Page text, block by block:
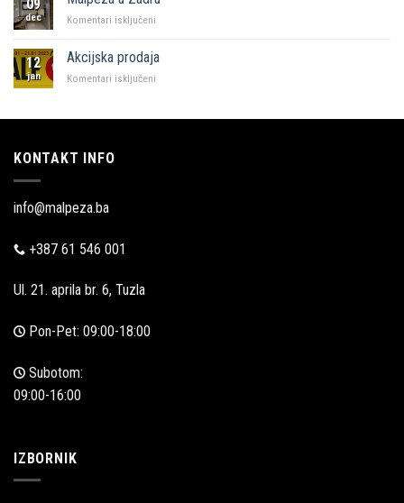
Malpeza
09
dec Komentari isključeni
Zadru
12
jan
Akcijska prodaja
Komentari isključeni
KONTAKT INFO
info@malpeza.ba
+387 61 546 001
Ul. 21. aprila br. 6, Tuzla
Pon-Pet: 09:00-18:00
Subotom:
09:00-16:00
IZBORNIK